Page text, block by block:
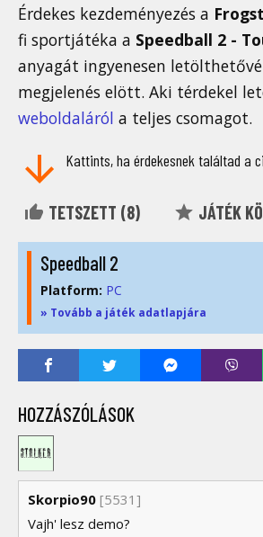
Érdekes kezdeményezés a
fi sportjátéka a Speedball 2 -
anyagát ingyenesen
megjelenés elött. Aki térdekel
weboldaláról a teljes csomagot.
Kattints, ha érdekesnek találtad a
TETSZETT (8) JÁTÉK
Speedball 2
Platform: PC
» Tovább a játék adatlapjára
HOZZÁSZÓLÁSOK
Skorpio90 [5531]
Vajh' lesz demo?